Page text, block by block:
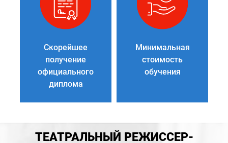
Скорейшее
получение
официального
диплома
Минимальная
стоимость
обучения
ТЕАТРАЛЬНЫЙ РЕЖИССЕР-